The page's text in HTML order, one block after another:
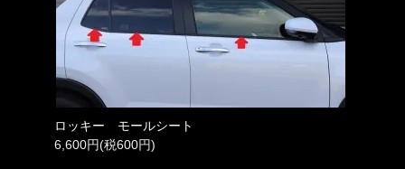
ロッキー モールシート
6,600円(税600円)